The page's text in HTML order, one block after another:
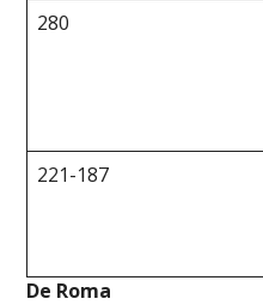
280
221-187
De Roma